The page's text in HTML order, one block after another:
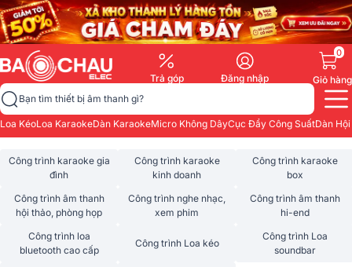
Trả góp Đăng nhập
0
Giỏ hàng
Bạn tìm thiết bị âm thanh gì?
Loa KéoLoa KaraokeDàn KaraokeMicro Không DâyCục Đẩy Công SuấtDàn
Công trình karaoke gia
đình
Công trình karaoke
kinh doanh
Công trình karaoke
box
Công trình âm thanh
hội thảo, phòng họp
Công trình nghe nhạc,
xem phim
Công trình âm thanh
hi-end
Công trình loa
bluetooth cao cấp
Công trình Loa kéo
Công trình Loa
soundbar